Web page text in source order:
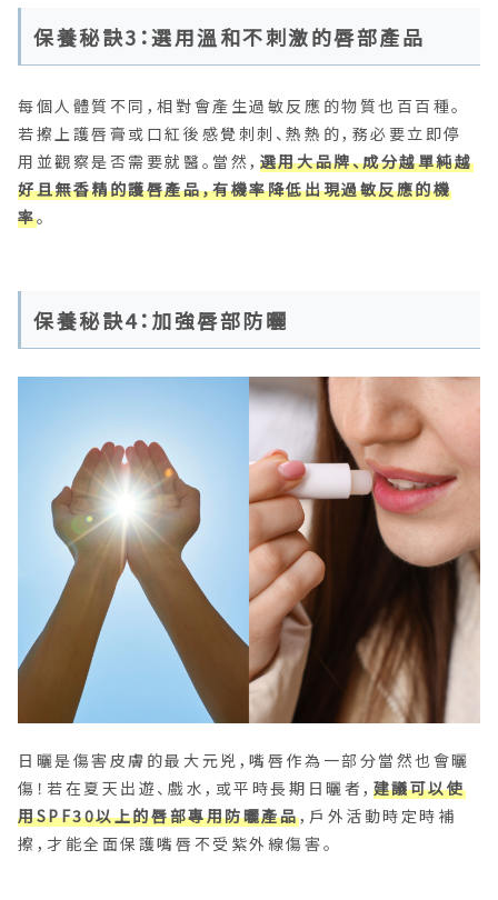
保養秘訣3：選用溫和不刺激的唇部產品
每個人體質不同，相對會產生過敏反應的物質也百百種。
若擦上護唇膏或口紅後感覺刺刺、熱熱的，務必要立即停
用並觀察是否需要就醫。當然， 選用大品牌、成分越單純越
好且無香精的護唇產品，有機率降低出現過敏反應的機
率。
保養秘訣4：加強唇部防曬
日曬是傷害皮膚的最大元兇，嘴唇作為一部分當然也會曬
傷！若在夏天出遊、戲水，或平時長期日曬者， 建議可以使
用SPF30以上的唇部專用防曬產品，戶外活動時定時補
擦，才能全面保護嘴唇不受紫外線傷害。